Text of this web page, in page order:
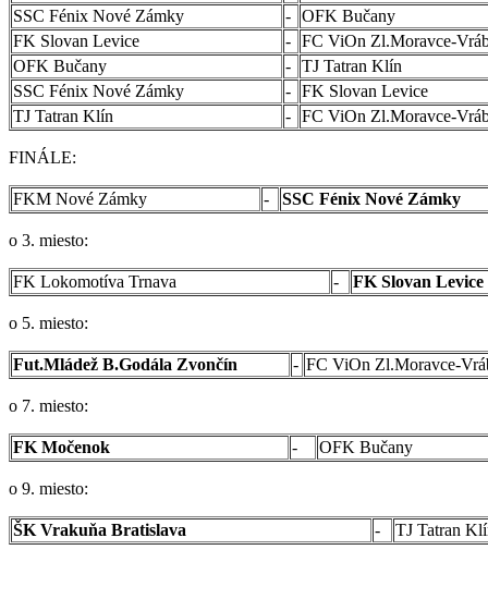
SSC Fénix Nové Zámky
- OFK Bučany
FK Slovan Levice
- FC ViOn Zl.Moravce-
OFK Bučany
- TJ Tatran Klín
SSC Fénix Nové Zámky
- FK Slovan Levice
TJ Tatran Klín
- FC ViOn Zl.Moravce-
FINÁLE:
FKM Nové Zámky - SSC Fénix Nové Zámky
o 3. miesto:
FK Lokomotíva Trnava - FK Slovan Levice
o 5. miesto:
Fut.Mládež B.Godála Zvončín - FC ViOn Zl.Moravce-
o 7. miesto:
FK Močenok - OFK Bučany
o 9. miesto:
ŠK Vrakuňa Bratislava - TJ Tatran